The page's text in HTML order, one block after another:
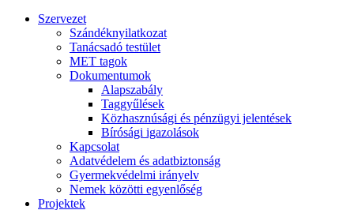
Szervezet
Szándéknyilatkozat
Tanácsadó testület
MET tagok
Dokumentumok
Alapszabály
Taggyűlések
Közhasznúsági és pénzügyi jelentések
Bírósági igazolások
Kapcsolat
Adatvédelem és adatbiztonság
Gyermekvédelmi irányelv
Nemek közötti egyenlőség
Projektek